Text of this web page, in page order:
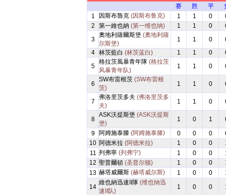
赛
胜 平
1
因斯布魯克 (因斯布鲁克) 1 1 0
2
第一維也納 (第一维也纳) 1 1 0
3
奧地利薩爾斯堡 (奧地利薩
尔斯堡)
1 1 0
4
林茨藍白 (林茨蓝白) 1 1 0
5
格拉茨風暴青年隊 (格拉茨
风暴青年队)
1 1 0
6
SW布雷根茨 (SW布雷根
茨)
1 1 0
7
弗洛里茨多夫 (弗洛里茨多
夫)
1 1 0
8
ASK沃提斯堡 (ASK沃提斯
堡)
1 0 1
9
阿姆施泰滕 (阿姆施泰滕) 0 0 0
10 阿德米拉 (阿德米拉) 1 0 0
11 列弗寧 (列弗宁) 1 0 0
12 聖普爾頓 (圣普尔顿) 1 0 0
13 赫塔威爾斯 (赫塔威尔斯) 1 0 0
14
維也納迅速II隊 (维也纳迅
速II队)
1 0 0